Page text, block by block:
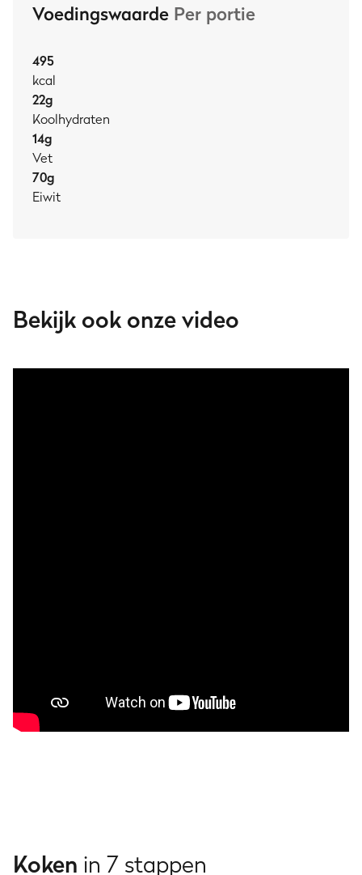
Voedingswaarde Per portie
495
kcal
22g
Koolhydraten
14g
Vet
70g
Eiwit
Bekijk ook onze video
Koken in 7 stappen